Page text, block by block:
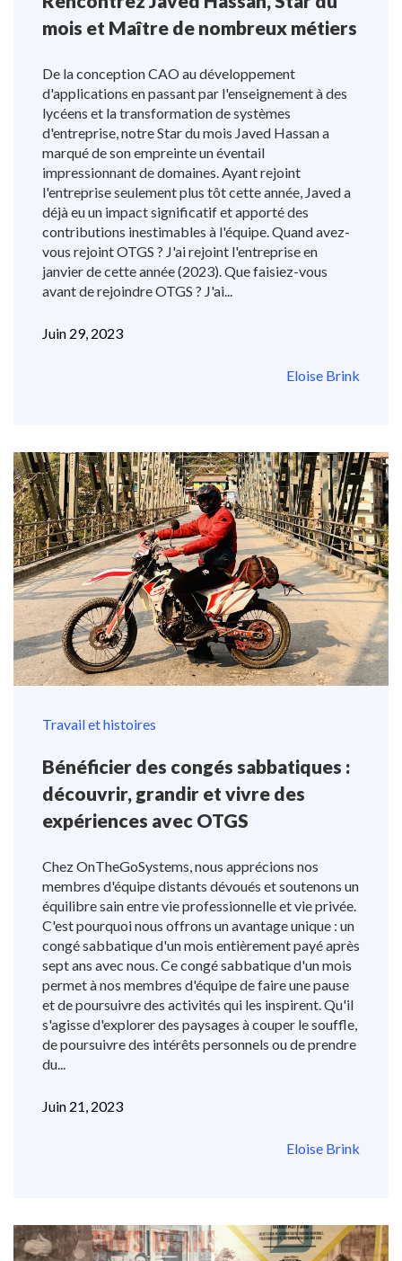
mois et Maître de nombreux métiers
De la conception CAO au développement
d'applications en passant par l'enseignement à des
lycéens et la transformation de systèmes
d'entreprise, notre Star du mois Javed Hassan a
marqué de son empreinte un éventail
impressionnant de domaines. Ayant rejoint
l'entreprise seulement plus tôt cette année, Javed a
déjà eu un impact significatif et apporté des
contributions inestimables à l'équipe. Quand avez-
vous rejoint OTGS ? J'ai rejoint l'entreprise en
janvier de cette année (2023). Que faisiez-vous
avant de rejoindre OTGS ? J'ai...
Juin 29, 2023
Eloise Brink
Travail et histoires
Bénéficier des congés sabbatiques :
découvrir, grandir et vivre des
expériences avec OTGS
Chez OnTheGoSystems, nous apprécions nos
membres d'équipe distants dévoués et soutenons un
équilibre sain entre vie professionnelle et vie privée.
C'est pourquoi nous offrons un avantage unique : un
congé sabbatique d'un mois entièrement payé après
sept ans avec nous. Ce congé sabbatique d'un mois
permet à nos membres d'équipe de faire une pause
et de poursuivre des activités qui les inspirent. Qu'il
s'agisse d'explorer des paysages à couper le souffle,
de poursuivre des intérêts personnels ou de prendre
du...
Juin 21, 2023
Eloise Brink